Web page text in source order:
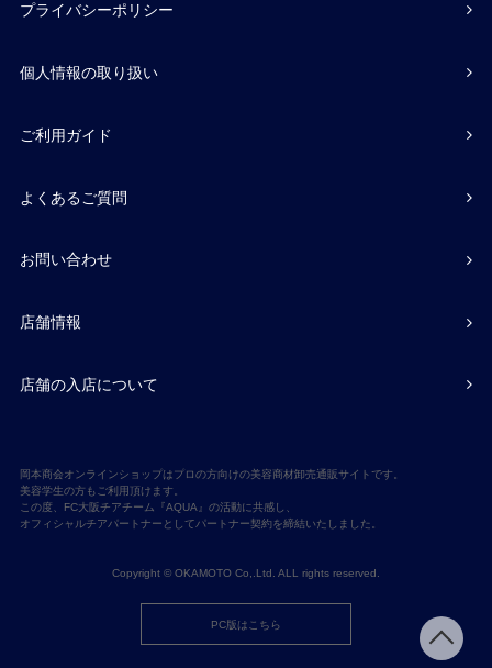
プライバシーポリシー
個人情報の取り扱い
ご利用ガイド
よくあるご質問
お問い合わせ
店舗情報
店舗の入店について
岡本商会オンラインショップはプロの方向けの美容商材卸売通販サイトです。
美容学生の方もご利用頂けます。
この度、FC大阪チアチーム『AQUA』の活動に共感し、
オフィシャルチアパートナーとしてパートナー契約を締結いたしました。
Copyright © OKAMOTO Co,.Ltd. ALL rights reserved.
PC版はこちら